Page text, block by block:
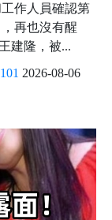
作人員確認第
再也沒有醒
建隆，被...
2026-08-06